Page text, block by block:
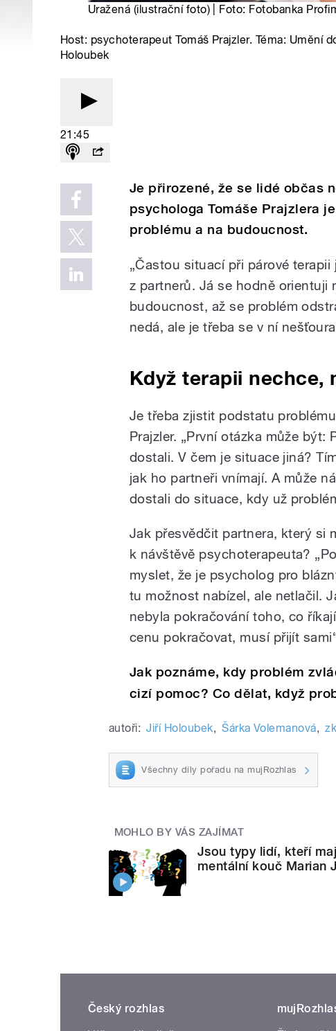
Uražená (ilustrační foto) | Foto: Fotobanka
Host: psychoterapeut Tomáš Prajzler. Téma: Umění
Holoubek
21:45
Je přirozené, že se lidé občas
psychologa Tomáše Prajzlera
problému a na budoucnost.
„Častou situací při párové
z partnerů. Já se hodně orientuji
budoucnost, až se problém
nedá, ale je třeba se v ní
Když terapii nechce,
Je třeba zjistit podstatu
Prajzler. „První otázka může
dostali. V čem je situace jiná?
jak ho partneři vnímají. A může
dostali do situace, kdy už
Jak přesvědčit partnera, který si
k návštěvě psychoterapeuta?
myslet, že je psycholog pro
tu možnost nabízel, ale netlačil.
nebyla pokračování toho, co
cenu pokračovat, musí přijít
Jak poznáme, kdy problém
cizí pomoc? Co dělat, když
autoři: Jiří Holoubek, Šárka Volemanová, zk
Všechny díly pořadu na mujRozhlas
MOHLO BY VÁS ZAJÍMAT
Jsou typy lidí, kteří
mentální kouč Marian
Český rozhlas